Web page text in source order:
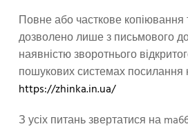
Повне або часткове копіювання
дозволено лише з письмового
наявністю зворотнього
пошукових системах посилання
https://zhinka.in.ua/
З усіх питань звертатися на